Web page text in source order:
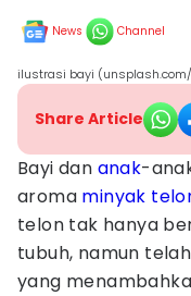
News Channel
ilustrasi bayi (unsplash.com/
Share Article
Bayi dan anak-
aroma minyak
telon tak hanya
tubuh, namun
yang